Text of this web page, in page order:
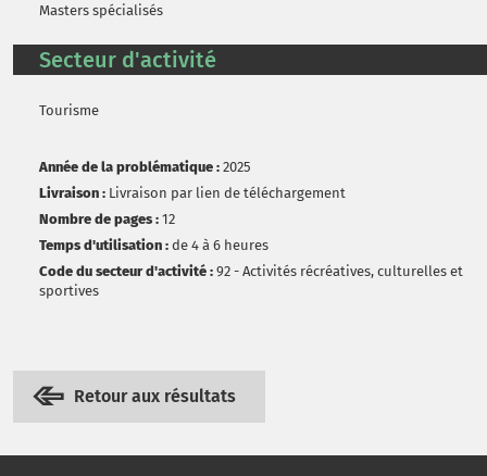
Masters spécialisés
Secteur d'activité
Tourisme
Année de la problématique : 2025
Livraison : Livraison par lien de téléchargement
Nombre de pages : 12
Temps d'utilisation : de 4 à 6 heures
Code du secteur d'activité : 92 - Activités récréatives, culturelles et
sportives
Retour aux résultats